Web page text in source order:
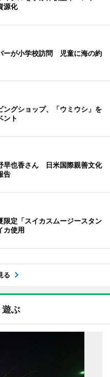
源化
ーが小学校訪問 児童に海の約
ングショップ、「ウミウシ」を
ント
早也香さん 日米国際親善文化
告
限定「スイカスムージースタン
カ使用
る
遊ぶ